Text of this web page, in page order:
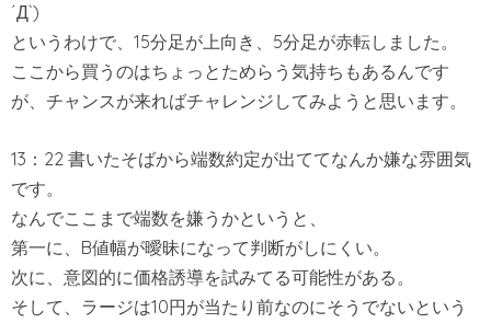
´Д`)
というわけで、15分足が上向き、5分足が赤転しました。
ここから買うのはちょっとためらう気持ちもあるんです
が、チャンスが来ればチャレンジしてみようと思います。
13：22 書いたそばから端数約定が出ててなんか嫌な雰囲気
です。
なんでここまで端数を嫌うかというと、
第一に、B値幅が曖昧になって判断がしにくい。
次に、意図的に価格誘導を試みてる可能性がある。
そして、ラージは10円が当たり前なのにそうでないという